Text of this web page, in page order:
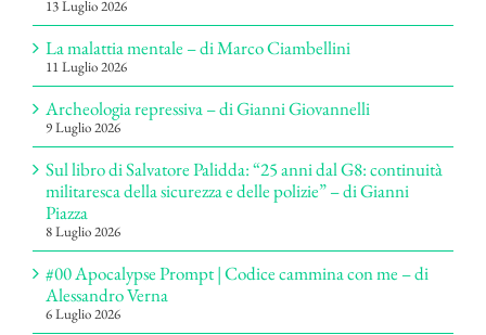
13 Luglio 2026
La malattia mentale – di Marco Ciambellini
11 Luglio 2026
Archeologia repressiva – di Gianni Giovannelli
9 Luglio 2026
Sul libro di Salvatore Palidda: “25 anni dal G8: continuità
militaresca della sicurezza e delle polizie” – di Gianni
Piazza
8 Luglio 2026
#00 Apocalypse Prompt | Codice cammina con me – di
Alessandro Verna
6 Luglio 2026